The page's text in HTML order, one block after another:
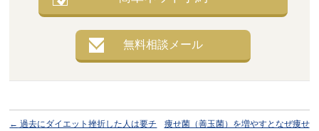
無料相談メール
← 過去にダイエット挫折した人は要チ
痩せ菌（善玉菌）を増やすとなぜ痩せ